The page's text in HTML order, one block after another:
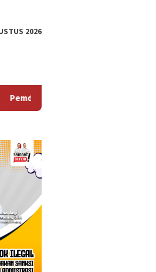
2026
Tentang